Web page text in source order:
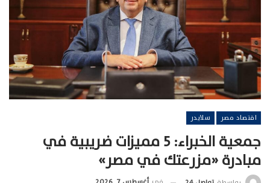
اقتصاد مصر سلايدر
جمعية الخبراء: 5 مميزات ضريبية في
مبادرة «مزرعتك في مصر»